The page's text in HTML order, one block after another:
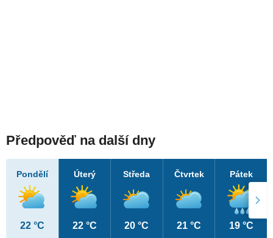
Předpověď na další dny
Pondělí
22 °C
Úterý
22 °C
Středa
20 °C
Čtvrtek
21 °C
Pátek
19 °C